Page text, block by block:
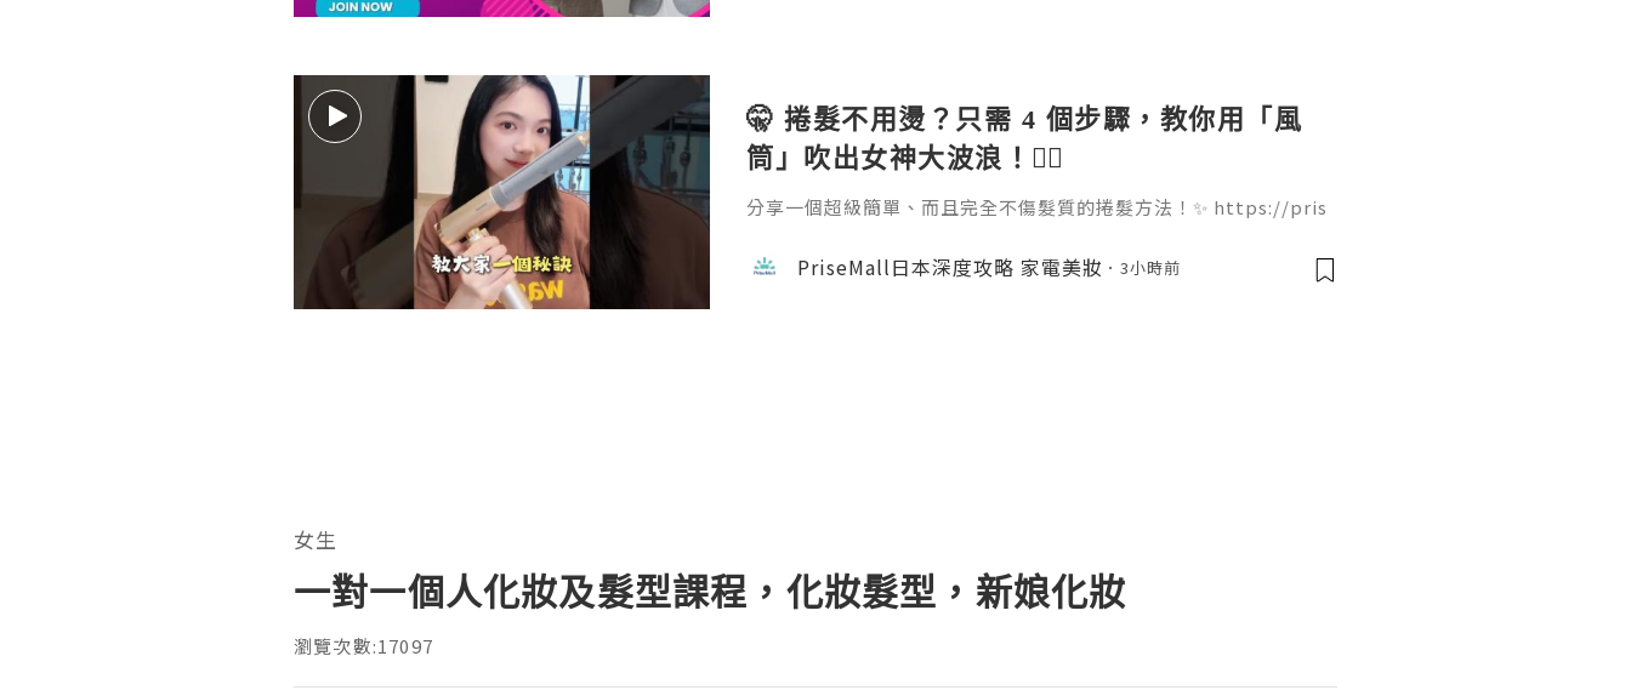
🤫 捲髮不用燙？只需 4 個步驟，教你用「風
筒」吹出女神大波浪！💇‍♀️
分享一個超級簡單、而且完全不傷髮質的捲髮方法！✨ https://pris
成。過程完全不會像電熱捲那樣灼熱刺痛，吹出來的大波浪捲度非常
自然。如果你也擔心燙髮傷頭髮，這招一定要學起來！🌬️💇‍♀️ 我們團
PriseMall日本深度攻略 家電美妝 3小時前
女生
一對一個人化妝及髮型課程，化妝髮型，新娘化妝
瀏覽次數:17097